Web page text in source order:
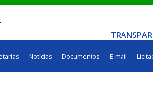
Notícias Documentos E-mail